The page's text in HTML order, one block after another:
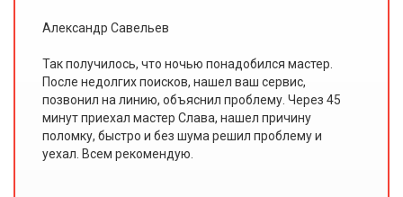
Иван Ольховский
Я всегда считал, что мастеры по ремонту плохо
знают свою работу. Этот сервис доказал мне
обратное. В "Доверии" работают именно
профессионалы, потому что такого качества
ремонта и сервиса я еще не видел!